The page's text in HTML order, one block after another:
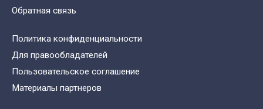
Обратная связь
Политика конфиденциальности
Для правообладателей
Пользовательское соглашение
Материалы партнеров